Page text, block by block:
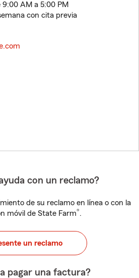
9:00 AM a 5:00 PM
con cita previa
con un reclamo?
de su reclamo en línea o con la
móvil de State Farm®.
un reclamo
pagar una factura?